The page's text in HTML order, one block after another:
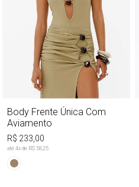
Body Frente Única Com
Aviamento
R$ 233,00
até 4x de R$ 58,25